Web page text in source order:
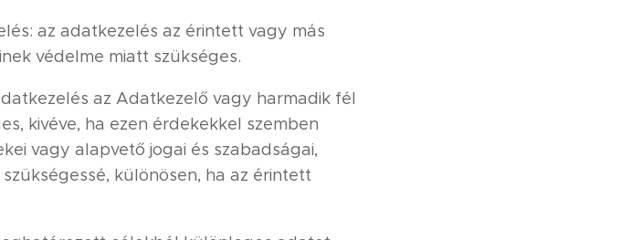
az adatkezelés az érintett vagy más
védelme miatt szükséges.
az Adatkezelő vagy harmadik fél
kivéve, ha ezen érdekekkel szemben
vagy alapvető jogai és szabadságai,
különösen, ha az érintett